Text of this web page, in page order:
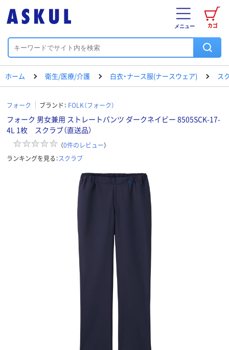
カゴ
メニュー
ホーム 衛生/医療/介護 白衣・ナース服(ナースウェア) ス
フォーク ブランド： FOLK（フォーク）
フォーク 男女兼用 ストレートパンツ ダークネイビー 8505SCK-17-
4L 1枚 スクラブ（直送品）
（0件のレビュー）
ランキングを見る：スクラブ